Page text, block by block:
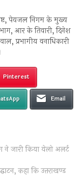
पेयजल निगम के मुख्य
आर के तिवारी, दिनेश
प्रभागीय वनाधिकारी
Pinterest
Email
ने जारी किया येलो अलर्ट
कहा कि उत्तराखण्ड